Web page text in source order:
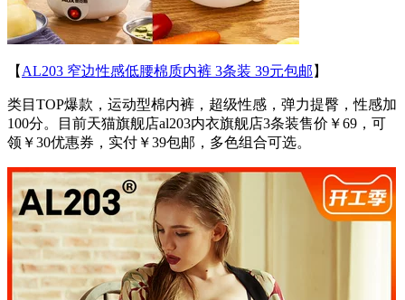
【 AL203 窄边性感低腰棉质内裤 3条装 39元包邮 】
类目TOP爆款，运动型棉内裤，超级性感，弹力提臀，性感加
100分。目前天猫旗舰店al203内衣旗舰店3条装售价￥69，可
领￥30优惠券，实付￥39包邮，多色组合可选。